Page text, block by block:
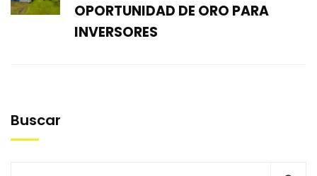
OPORTUNIDAD DE ORO PARA
INVERSORES
Buscar